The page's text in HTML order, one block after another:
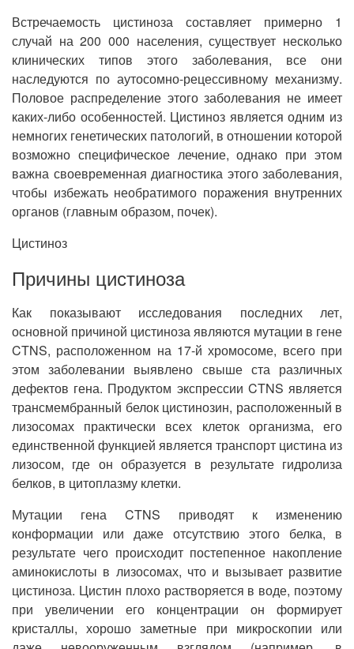
Встречаемость цистиноза составляет примерно 1
случай на 200 000 населения, существует несколько
клинических типов этого заболевания, все они
наследуются по аутосомно-рецессивному механизму.
Половое распределение этого заболевания не имеет
каких-либо особенностей. Цистиноз является одним из
немногих генетических патологий, в отношении которой
возможно специфическое лечение, однако при этом
важна своевременная диагностика этого заболевания,
чтобы избежать необратимого поражения внутренних
органов (главным образом, почек).
Цистиноз
Причины цистиноза
Как показывают исследования последних лет,
основной причиной цистиноза являются мутации в гене
CTNS, расположенном на 17-й хромосоме, всего при
этом заболевании выявлено свыше ста различных
дефектов гена. Продуктом экспрессии CTNS является
трансмембранный белок цистинозин, расположенный в
лизосомах практически всех клеток организма, его
единственной функцией является транспорт цистина из
лизосом, где он образуется в результате гидролиза
белков, в цитоплазму клетки.
Мутации гена CTNS приводят к изменению
конформации или даже отсутствию этого белка, в
результате чего происходит постепенное накопление
аминокислоты в лизосомах, что и вызывает развитие
цистиноза. Цистин плохо растворяется в воде, поэтому
при увеличении его концентрации он формирует
кристаллы, хорошо заметные при микроскопии или